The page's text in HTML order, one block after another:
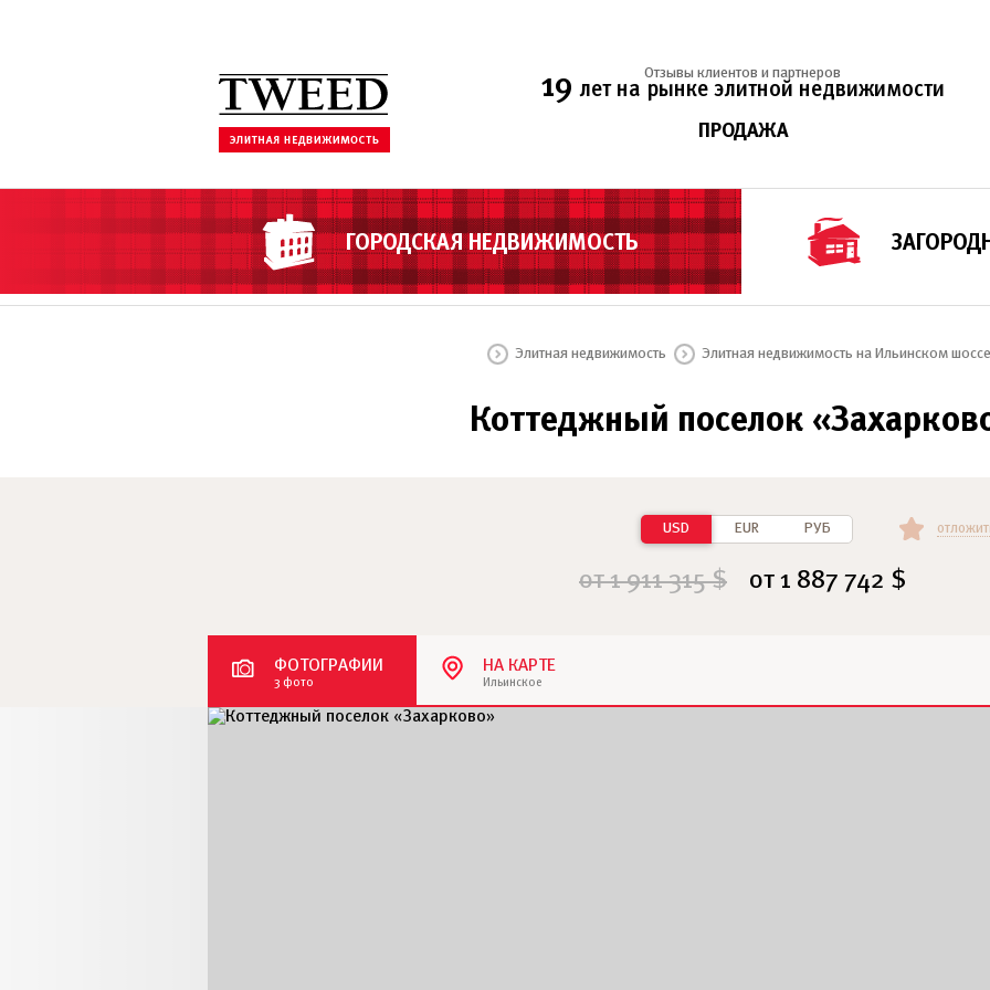
19 лет на рынке элитной недвижимости
Отзывы клиентов и партнеров
ПРОДАЖА
ГОРОДСКАЯ НЕДВИЖИМОСТЬ
Элитная недвижимость Элитная недвижимость на Ильинском шоссе
Коттеджный поселок
USD EUR РУБ
от 1 911 315 $ от 1 887 742 $
ФОТОГРАФИИ
3 фото
НА КАРТЕ
Ильинское